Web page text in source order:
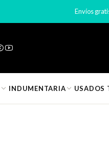
Envíos
INDUMENTARIA USADOS